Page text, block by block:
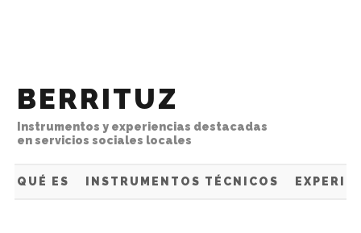
BERRITUZ
Instrumentos y experiencias destacadas
en servicios sociales locales
QUÉ ES INSTRUMENTOS TÉCNICOS